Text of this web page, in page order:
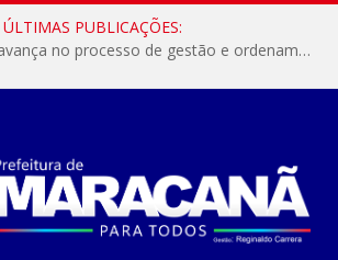
ÚLTIMAS PUBLICAÇÕES:
Resex Maracanã avança no processo de gestão e ordenamento do turismo em nossas áreas protegidas.